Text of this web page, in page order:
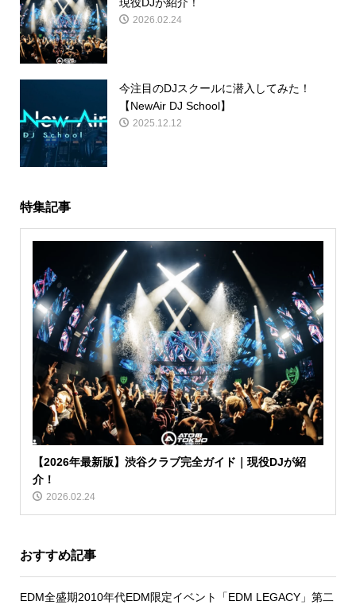
現役DJが紹介！
2026.02.24
今注目のDJスクールに潜入してみた！
【NewAir DJ School】
2025.12.12
特集記事
【2026年最新版】渋谷クラブ完全ガイド｜現役DJが紹
介！
2026.02.24
おすすめ記事
EDM全盛期2010年代EDM限定イベント「EDM LEGACY」第二